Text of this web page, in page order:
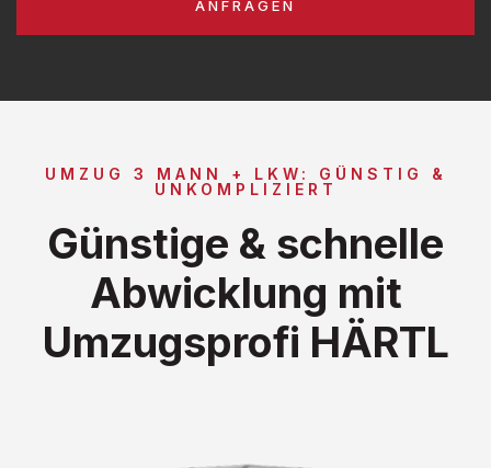
ANFRAGEN
UMZUG 3 MANN + LKW: GÜNSTIG &
UNKOMPLIZIERT
Günstige & schnelle
Abwicklung mit
Umzugsprofi HÄRTL